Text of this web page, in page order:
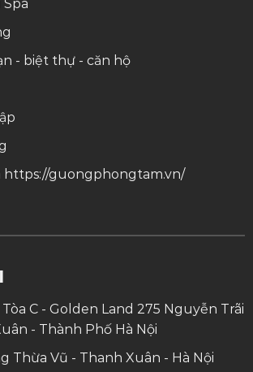
- biệt thự - căn hộ
https://guongphongtam.vn/
Tòa C - Golden Land 275 Nguyễn Trãi
- Thành Phố Hà Nội
Thừa Vũ - Thanh Xuân - Hà Nội